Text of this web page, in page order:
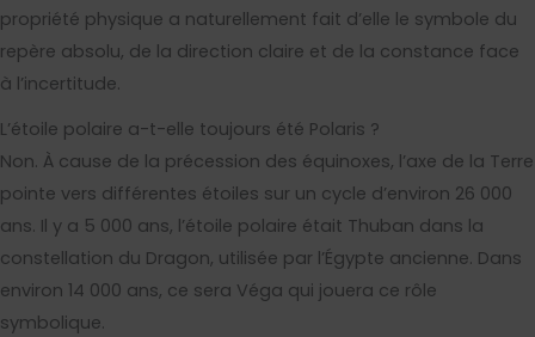
propriété physique a naturellement fait d’elle le symbole du
repère absolu, de la direction claire et de la constance face
à l’incertitude.
L’étoile polaire a-t-elle toujours été Polaris ?
Non. À cause de la précession des équinoxes, l’axe de la Terre
pointe vers différentes étoiles sur un cycle d’environ 26 000
ans. Il y a 5 000 ans, l’étoile polaire était Thuban dans la
constellation du Dragon, utilisée par l’Égypte ancienne. Dans
environ 14 000 ans, ce sera Véga qui jouera ce rôle
symbolique.